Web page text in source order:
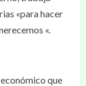
«para hacer
«.
que